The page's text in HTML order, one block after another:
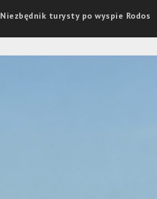
Niezbędnik turysty po wyspie Rodos